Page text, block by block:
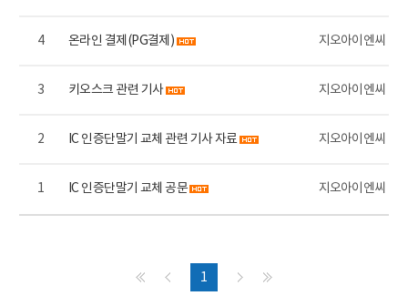
4 온라인 결제(PG결제) 지오아이엔씨
3 키오스크 관련 기사 지오아이엔씨
2 IC 인증단말기 교체 관련 기사 자료 지오아이엔씨
1 IC 인증단말기 교체 공문 지오아이엔씨
1